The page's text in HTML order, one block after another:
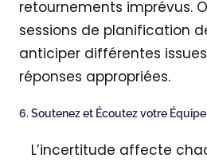
retournements imprévus.
sessions de planification
anticiper différentes
réponses appropriées.
6. Soutenez et Écoutez votre Équipe
L’incertitude affecte